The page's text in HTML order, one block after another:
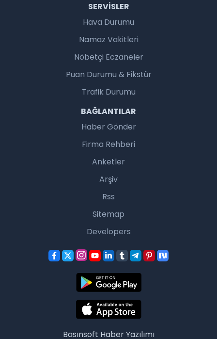
SERVISLER
Hava Durumu
Namaz Vakitleri
Nöbetçi Eczaneler
Puan Durumu & Fikstür
Trafik Durumu
BAĞLANTILAR
Haber Gönder
Firma Rehberi
Anketler
Arşiv
Rss
Sitemap
Developers
Basınsoft Haber Yazılımı